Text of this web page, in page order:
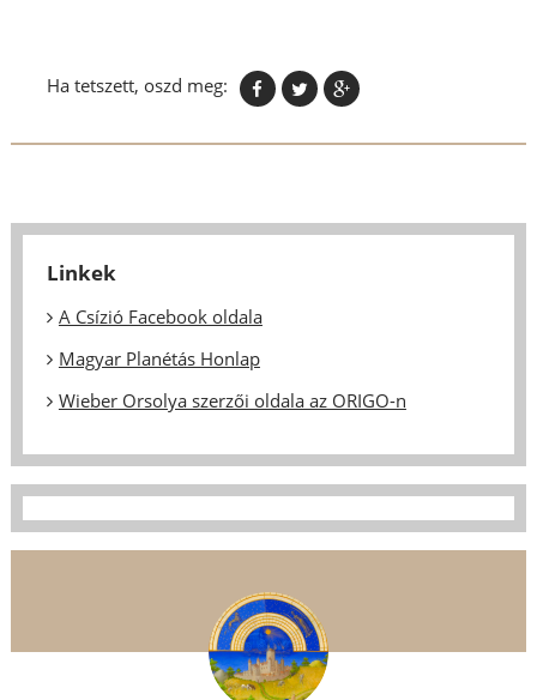
Ha tetszett, oszd meg:
Linkek
A Csízió Facebook oldala
Magyar Planétás Honlap
Wieber Orsolya szerzői oldala az ORIGO-n